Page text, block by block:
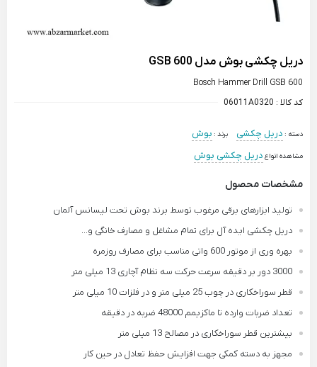
دریل چکشی بوش مدل GSB 600
Bosch Hammer Drill GSB 600
کد کالا : 06011A0320
دسته : دریل چکشی برند : بوش
مشاهده انواع دریل چکشی بوش
مشخصات محصول
تولید ابزارهای برقی مرغوب توسط برند بوش تحت لیسانس آلمان
دریل چکشی ایده آل برای تمام مشاغل و مصارف خانگی و...
بهره وری از موتور 600 واتی مناسب برای مصارف روزمره
3000 دور بر دقیقه سرعت حرکت سه نظام آچاری 13 میلی متر
قطر سوراخکاری در چوب 25 میلی متر و در فلزات 10 میلی متر
تعداد ضربات وارده تا ماکزیمم 48000 ضربه در دقیقه
بیشترین قطر سوراخکاری در مصالح 13 میلی متر
مجهز به دسته کمکی جهت افزایش حفظ تعادل در حین کار